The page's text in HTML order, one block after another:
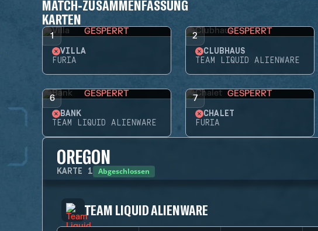
MATCH-ZUSAMMENFASSUNG
KARTEN
1 GESPERRT
VILLA
FURIA
2 GESPERRT
CLUBHAUS
TEAM LIQUID ALIENWARE
6 GESPERRT
BANK
TEAM LIQUID ALIENWARE
7 GESPERRT
CHALET
FURIA
OREGON
KARTE 1 Abgeschlossen
TEAM LIQUID ALIENWARE